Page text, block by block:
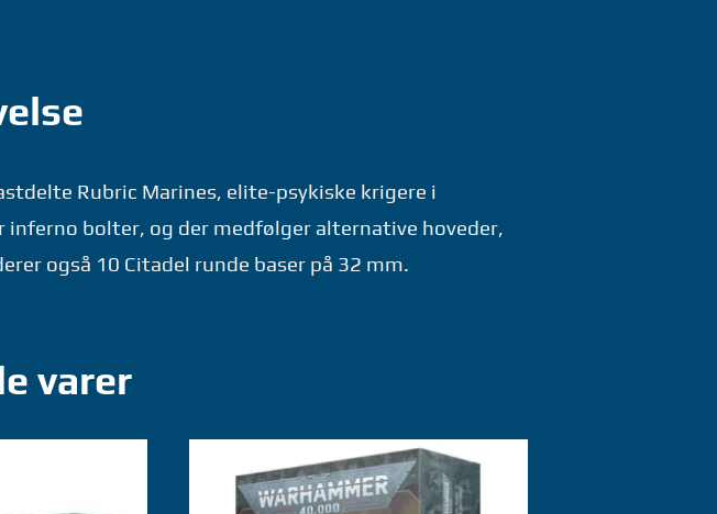
Rubric Marines, elite-psykiske krigere i
bolter, og der medfølger alternative hoveder,
også 10 Citadel runde baser på 32 mm.
varer